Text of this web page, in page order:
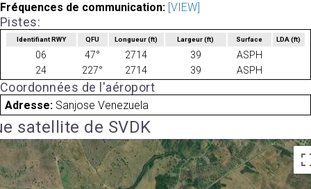
Fréquences de communication: [VIEW]
Pistes:
Identifiant RWY QFU Longueur(ft) Largeur(ft) Surface LDA(ft)
06 47° 2714 39
ASPH
24
227° 2714 39 ASPH
Coordonnées de l'aéroport
Adresse: Sanjose Venezuela
satellite de SVDK